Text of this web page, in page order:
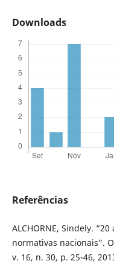
Downloads
Referências
ALCHORNE, Sindely.
normativas nacionais”.
v. 16, n. 30, p. 25-46,